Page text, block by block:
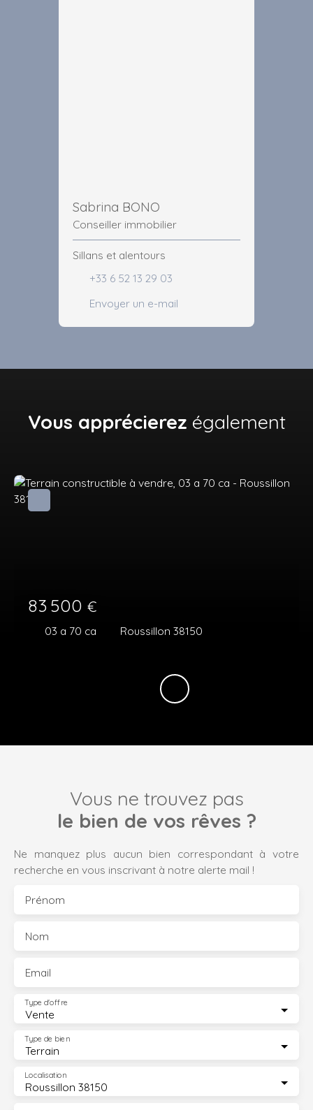
Sabrina BONO
Conseiller immobilier
Sillans et alentours
+33 6 52 13 29 03
Envoyer un e-mail
Vous apprécierez également
83 500 €
03 a 70 ca Roussillon 38150
Vous ne trouvez pas
le bien de vos rêves ?
Ne manquez plus aucun bien correspondant à votre
recherche en vous inscrivant à notre alerte mail !
Prénom
Nom
Email
Vente
Type d'offre
Terrain
Type de bien
Roussillon 38150
Localisation